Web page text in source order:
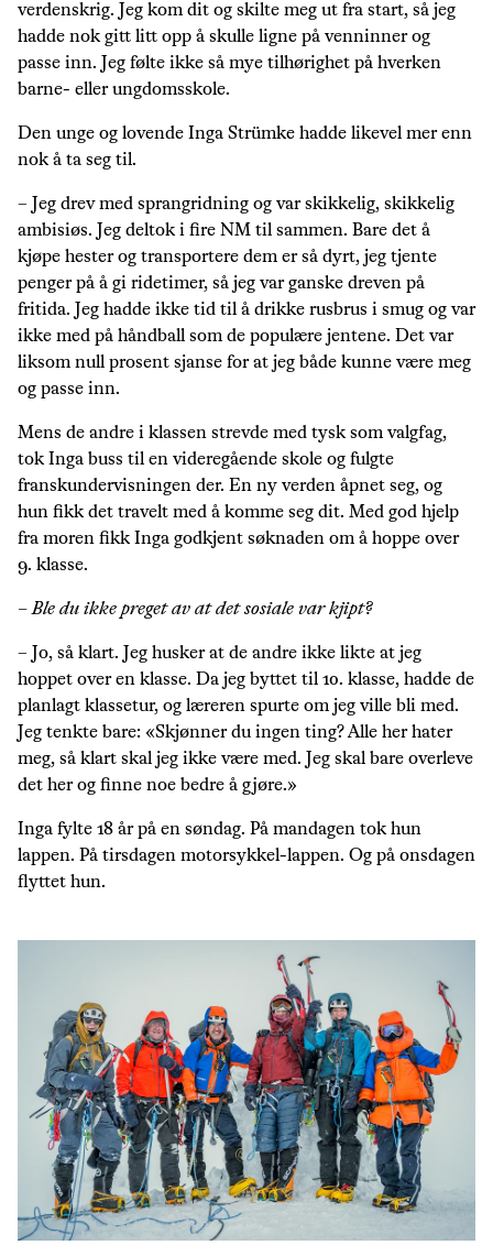
verdenskrig. Jeg kom dit og skilte meg ut fra start, så jeg
hadde nok gitt litt opp å skulle ligne på venninner og
passe inn. Jeg følte ikke så mye tilhørighet på hverken
barne- eller ungdomsskole.
Den unge og lovende Inga Strümke hadde likevel mer enn
nok å ta seg til.
– Jeg drev med sprangridning og var skikkelig, skikkelig
ambisiøs. Jeg deltok i fire NM til sammen. Bare det å
kjøpe hester og transportere dem er så dyrt, jeg tjente
penger på å gi ridetimer, så jeg var ganske dreven på
fritida. Jeg hadde ikke tid til å drikke rusbrus i smug og var
ikke med på håndball som de populære jentene. Det var
liksom null prosent sjanse for at jeg både kunne være meg
og passe inn.
Mens de andre i klassen strevde med tysk som valgfag,
tok Inga buss til en videregående skole og fulgte
franskundervisningen der. En ny verden åpnet seg, og
hun fikk det travelt med å komme seg dit. Med god hjelp
fra moren fikk Inga godkjent søknaden om å hoppe over
9. klasse.
– Ble du ikke preget av at det sosiale var kjipt?
– Jo, så klart. Jeg husker at de andre ikke likte at jeg
hoppet over en klasse. Da jeg byttet til 10. klasse, hadde de
planlagt klassetur, og læreren spurte om jeg ville bli med.
Jeg tenkte bare: «Skjønner du ingen ting? Alle her hater
meg, så klart skal jeg ikke være med. Jeg skal bare overleve
det her og finne noe bedre å gjøre.»
Inga fylte 18 år på en søndag. På mandagen tok hun
lappen. På tirsdagen motorsykkel-lappen. Og på onsdagen
flyttet hun.